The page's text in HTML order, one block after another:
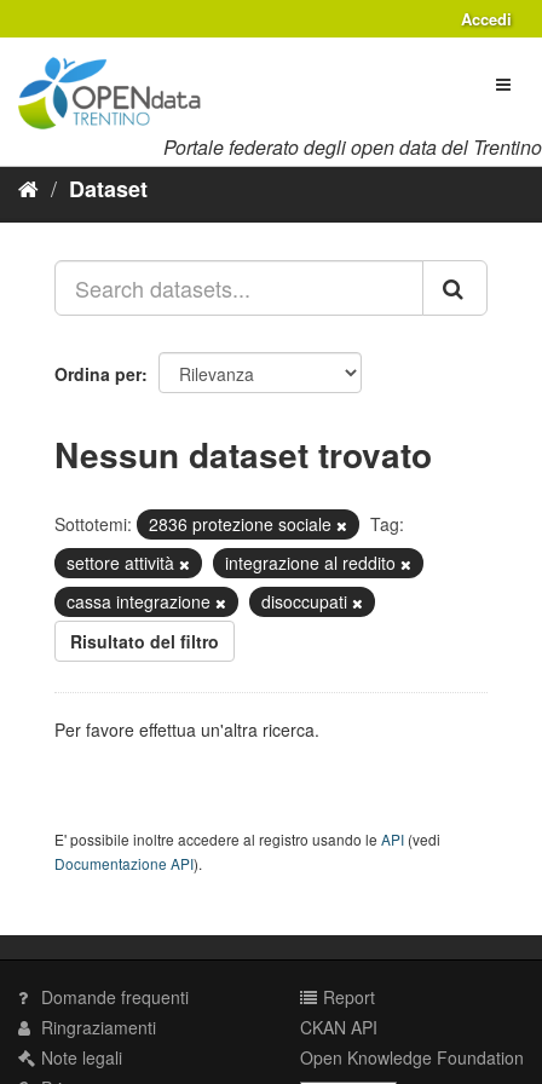
al
contenuto
Accedi
Portale federato degli open data del Trentino
Dataset
Ordina per
Nessun dataset trovato
Sottotemi: 2836 protezione sociale
Tag:
settore attività
integrazione al reddito
cassa integrazione
disoccupati
Risultato del filtro
Per favore effettua un'altra ricerca.
E' possibile inoltre accedere al registro usando le API (vedi
Documentazione API).
Domande frequenti
Ringraziamenti
Note legali
Report
CKAN API
Open Knowledge Foundation